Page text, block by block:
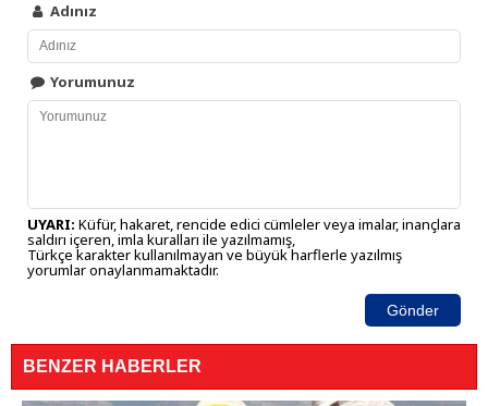
Adınız
Yorumunuz
UYARI: Küfür, hakaret, rencide edici cümleler veya imalar, inançlara
saldırı içeren, imla kuralları ile yazılmamış,
Türkçe karakter kullanılmayan ve büyük harflerle yazılmış
yorumlar onaylanmamaktadır.
Gönder
BENZER HABERLER